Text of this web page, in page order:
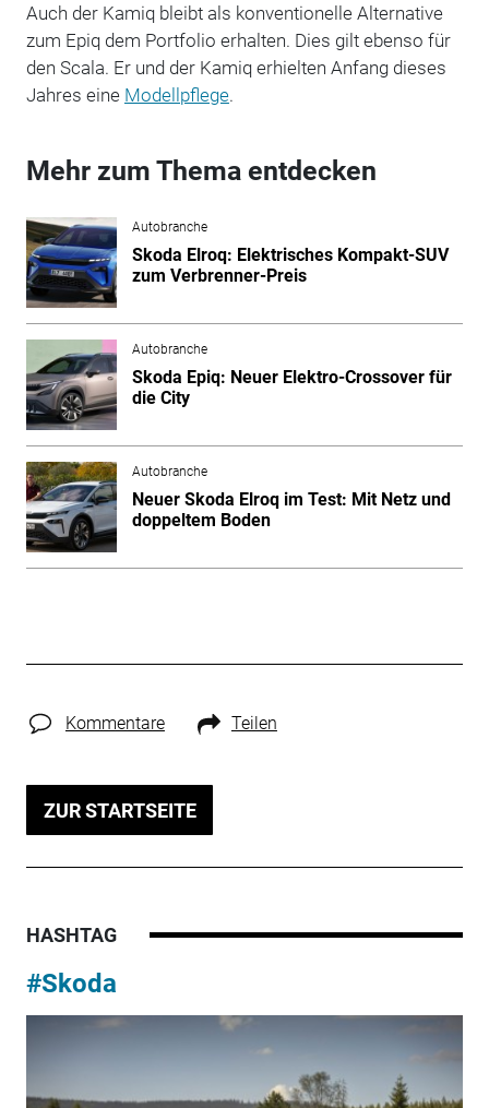
Auch der Kamiq bleibt als konventionelle Alternative
zum Epiq dem Portfolio erhalten. Dies gilt ebenso für
den Scala. Er und der Kamiq erhielten Anfang dieses
Jahres eine Modellpflege.
Mehr zum Thema entdecken
Autobranche
Skoda Elroq: Elektrisches Kompakt-SUV
zum Verbrenner-Preis
Autobranche
Skoda Epiq: Neuer Elektro-Crossover für
die City
Autobranche
Neuer Skoda Elroq im Test: Mit Netz und
doppeltem Boden
Kommentare Teilen
ZUR STARTSEITE
HASHTAG
#Skoda